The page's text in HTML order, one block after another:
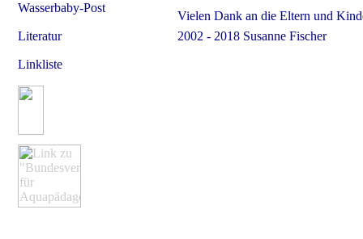
Wasserbaby-Post
Literatur
Linkliste
Vielen Dank an die Eltern und
2002 - 2018 Susanne Fischer